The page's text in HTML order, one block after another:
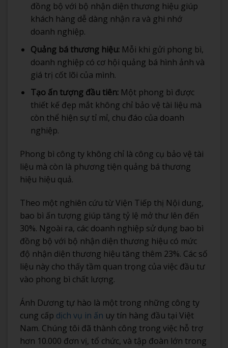
đồng bộ với bộ nhận diện thương hiệu giúp
khách hàng dễ dàng nhận ra và ghi nhớ
doanh nghiệp.
Quảng bá thương hiệu:Mỗi khi gửi phong bì,
doanh nghiệp có cơ hội quảng bá hình ảnh và
giá trị cốt lõi của mình.
Tạo ấn tượng đầu tiên:Một phong bì được
thiết kế đẹp mắt không chỉ bảo vệ tài liệu mà
còn thể hiện sự tỉ mỉ, chu đáo của doanh
nghiệp.
Phong bì công ty không chỉ là công cụ bảo vệ tài
liệu mà còn là phương tiện quảng bá thương
hiệu hiệu quả.
Theo một nghiên cứu từ Viện Tiếp thị Nội dung,
bao bì ấn tượng giúp tăng tỷ lệ mở thư lên đến
30%. Ngoài ra, các doanh nghiệp sử dụng bao bì
đồng bộ với bộ nhận diện thương hiệu có mức
độ nhận diện thương hiệu tăng thêm 23%. Các số
liệu này cho thấy tầm quan trọng của việc đầu tư
vào phong bì chất lượng.
Ánh Dương tự hào là một trong những công ty
cung cấp dịch vụ in ấn uy tín hàng đầu tại Việt
Nam. Chúng tôi đã thành công trong việc hỗ trợ
hơn 10.000 đơn vị, tổ chức, và tập đoàn lớn trong